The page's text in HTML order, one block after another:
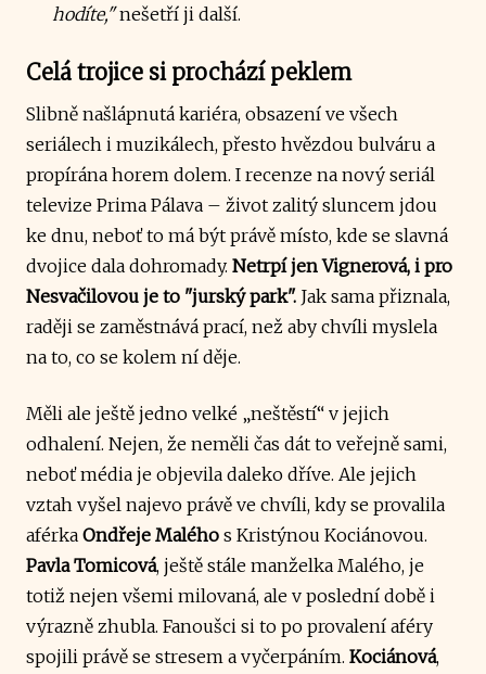
hodíte,"nešetří ji další.
Celá trojice si prochází peklem
Slibně našlápnutá kariéra, obsazení ve všech
seriálech i muzikálech, přesto hvězdou bulváru a
propírána horem dolem. I recenze na nový seriál
televize Prima Pálava – život zalitý sluncem jdou
ke dnu, neboť to má být právě místo, kde se slavná
dvojice dala dohromady. Netrpí jen Vignerová, i pro
Nesvačilovou je to "jurský park". Jak sama přiznala,
raději se zaměstnává prací, než aby chvíli myslela
na to, co se kolem ní děje.
Měli ale ještě jedno velké „neštěstí“ v jejich
odhalení. Nejen, že neměli čas dát to veřejně sami,
neboť média je objevila daleko dříve. Ale jejich
vztah vyšel najevo právě ve chvíli, kdy se provalila
aférka Ondřeje Malého s Kristýnou Kociánovou.
Pavla Tomicová, ještě stále manželka Malého, je
totiž nejen všemi milovaná, ale v poslední době i
výrazně zhubla. Fanoušci si to po provalení aféry
spojili právě se stresem a vyčerpáním. Kociánová,